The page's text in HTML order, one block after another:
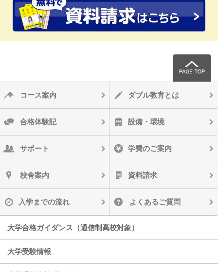
コース案内 ダブル教育とは
合格体験記 設備・環境
サポート 学費のご案内
校舎案内 資料請求
入学までの流れ よくあるご質問
大学合格ガイダンス（通信制高校対象）
大学受験情報